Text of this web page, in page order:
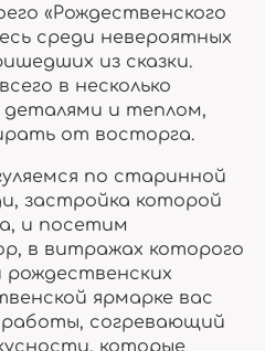
«Рождественского
среди невероятных
из сказки.
в несколько
и теплом,
от восторга.
по старинной
застройка которой
и посетим
в витражах которого
ярмарке вас
работы, согревающий
которые